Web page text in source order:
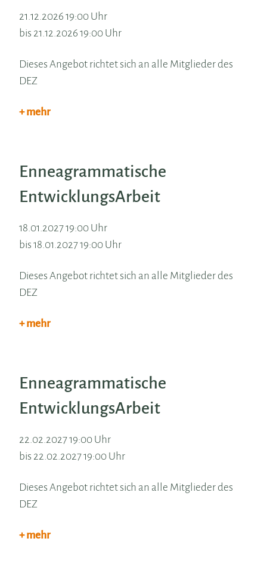
21.12.2026 19:00 Uhr
bis 21.12.2026 19:00 Uhr
Dieses Angebot richtet sich an alle Mitglieder des
DEZ
+ mehr
Enneagrammatische
EntwicklungsArbeit
18.01.2027 19:00 Uhr
bis 18.01.2027 19:00 Uhr
Dieses Angebot richtet sich an alle Mitglieder des
DEZ
+ mehr
Enneagrammatische
EntwicklungsArbeit
22.02.2027 19:00 Uhr
bis 22.02.2027 19:00 Uhr
Dieses Angebot richtet sich an alle Mitglieder des
DEZ
+ mehr